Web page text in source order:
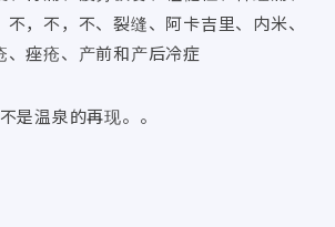
，不，不、裂缝、阿卡吉里、内米、
、痤疮、产前和产后冷症
是温泉的再现。。